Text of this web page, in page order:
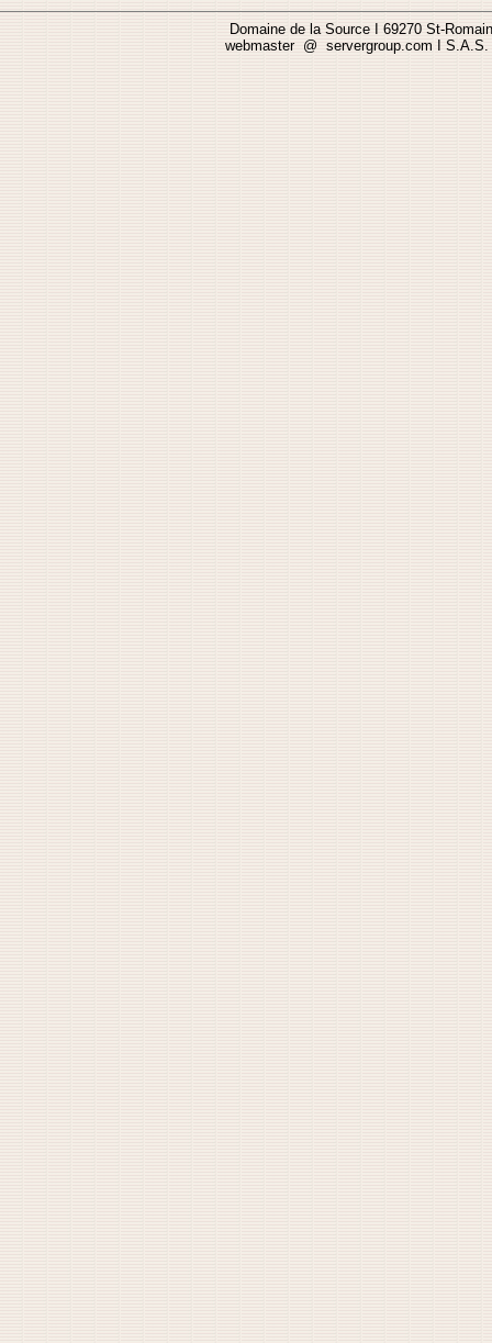
Domaine de la Source I 69270 St-
webmaster @ servergroup.com I S.A.S.